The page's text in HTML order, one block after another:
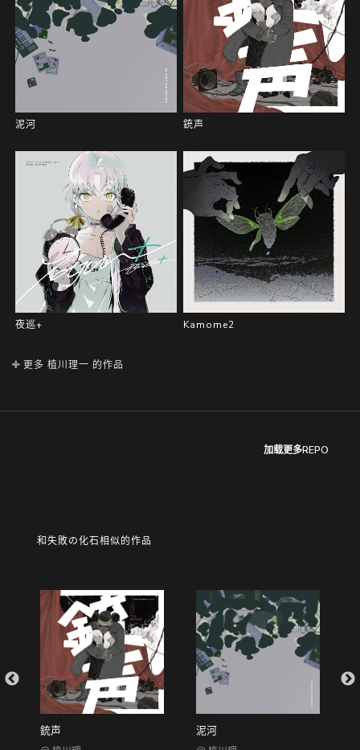
泥河 銃声
夜巡+ Kamome2
更多 植川理一 的作品
加载更多REPO
和失敗の化石相似的作品
銃声 泥河